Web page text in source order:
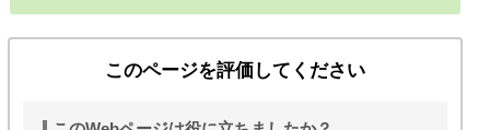
このページを評価してください